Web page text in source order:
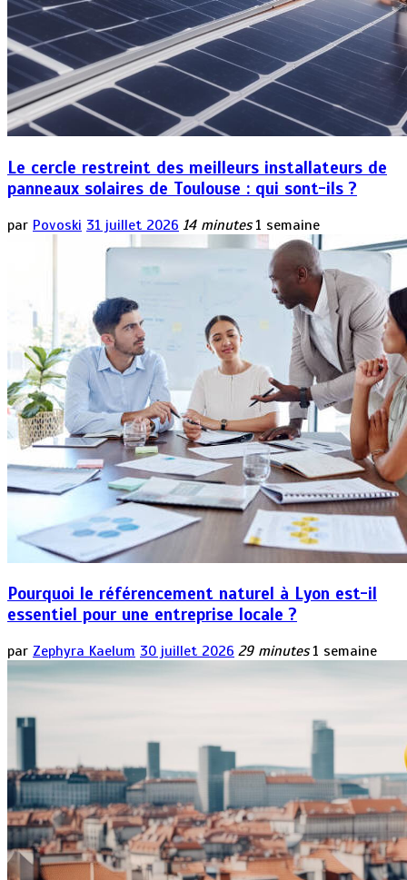
Le cercle restreint des meilleurs installateurs de
panneaux solaires de Toulouse : qui sont-ils ?
par Povoski 31 juillet 2026 14 minutes 1 semaine
Pourquoi le référencement naturel à Lyon est-il
essentiel pour une entreprise locale ?
par Zephyra Kaelum 30 juillet 2026 29 minutes 1 semaine